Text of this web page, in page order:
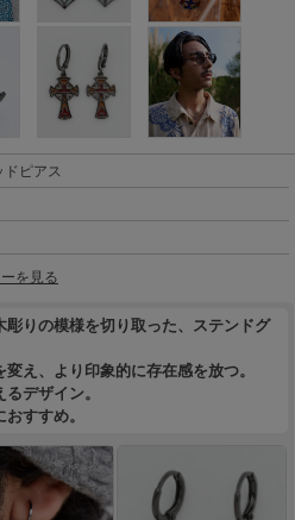
ドピアス
を見る
りの模様を切り取った、ステンドグ
え、より印象的に存在感を放つ。
デザイン。
すすめ。